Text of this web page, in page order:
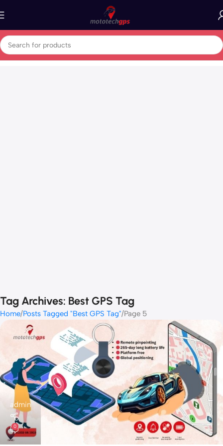
Tag Archives: Best GPS Tag
Home Posts Tagged "Best GPS Tag" Page 5
admin
0